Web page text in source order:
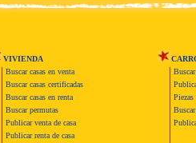
VIVIENDA
Buscar casas en venta
Buscar casas certificadas
Buscar casas en renta
Buscar permutas
Publicar venta de casa
Publicar renta de casa
Piezas